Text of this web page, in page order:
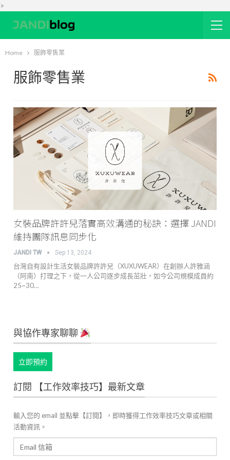
>
Home 服飾零售業
服飾零售業
女裝品牌許許兒落實高效溝通的秘訣：選擇 JANDI
維持團隊訊息同步化
JANDI TW Sep 13, 2024
台灣自有設計生活女裝品牌許許兒（XUXUWEAR）在創辦人許雅涵
（阿南）打理之下，從一人公司逐步成長茁壯，如今公司規模成員約
25~30…
與協作專家聊聊
立即預約
訂閱 【工作效率技巧】最新文章
輸入您的 email 並點擊【訂閱】，即時獲得工作效率技巧文章或相關
活動資訊。
Email
信